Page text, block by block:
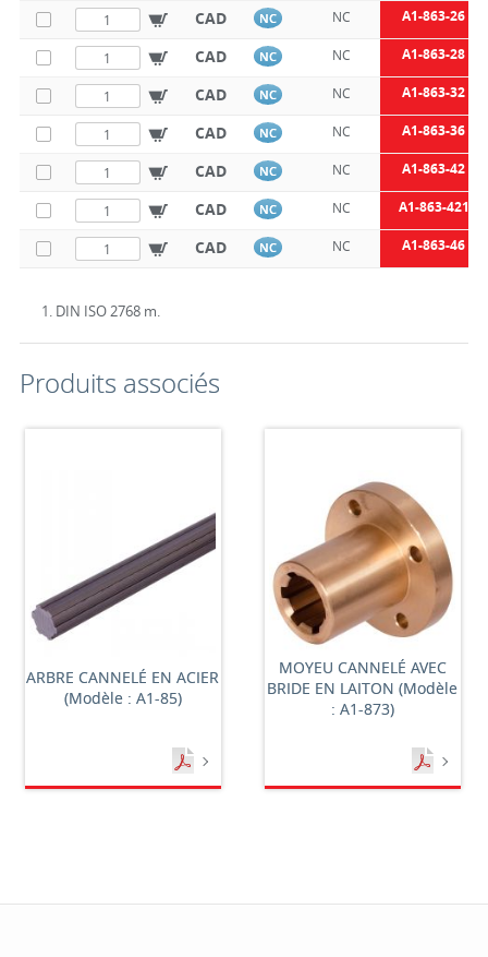
CAD NC NC A1-863-26
CAD NC NC A1-863-28
CAD NC NC A1-863-32
CAD NC NC A1-863-36
CAD NC NC A1-863-42
CAD NC NC A1-863-421
CAD NC NC A1-863-46
1. DIN ISO 2768 m.
Produits associés
ARBRE CANNELÉ EN ACIER
(Modèle : A1-85)
MOYEU CANNELÉ AVEC
BRIDE EN LAITON (Modèle
: A1-873)